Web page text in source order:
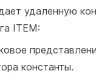
удаленную
ITEM:
константы.